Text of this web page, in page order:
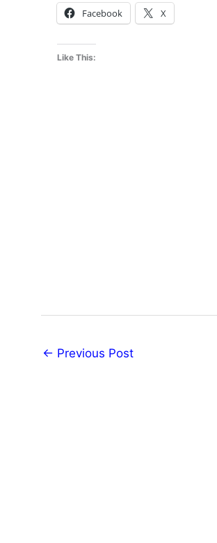
Facebook X
Like This:
← Previous Post